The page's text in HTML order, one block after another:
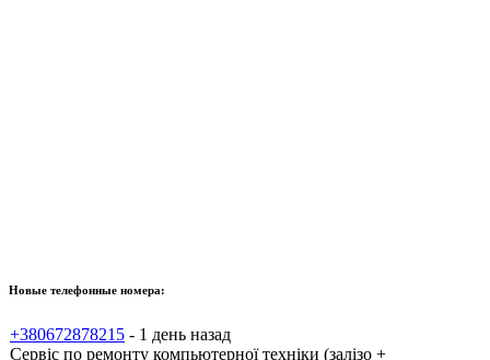
Новые телефонные номера:
+380672878215 - 1 день назад
Сервіс по ремонту компьютерної техніки (залізо +